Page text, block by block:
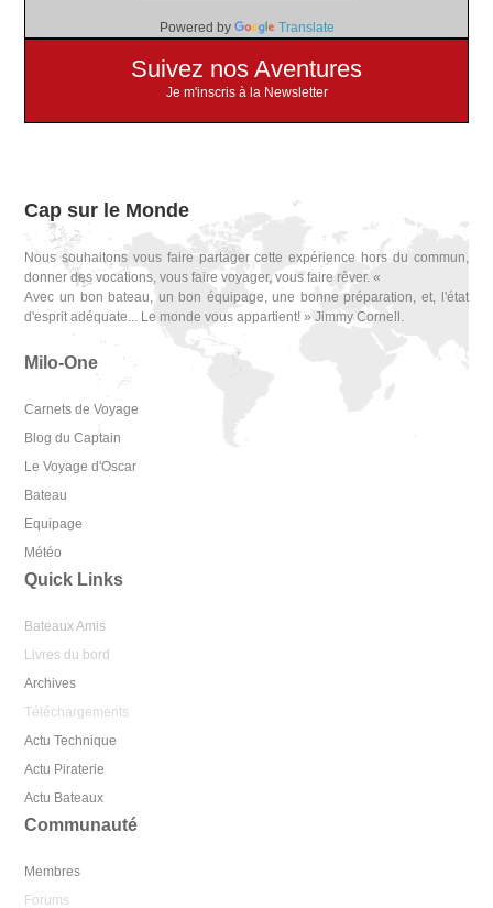
Powered by Translate
Suivez nos Aventures
Je m'inscris à la Newsletter
Cap sur le Monde
Nous souhaitons vous faire partager cette expérience hors du commun,
donner des vocations, vous faire voyager, vous faire rêver. «
Avec un bon bateau, un bon équipage, une bonne préparation, et, l'état
d'esprit adéquate... Le monde vous appartient! » Jimmy Cornell.
Milo-One
Carnets de Voyage
Blog du Captain
Le Voyage d'Oscar
Bateau
Equipage
Météo
Quick Links
Bateaux Amis
Livres du bord
Archives
Téléchargements
Actu Technique
Actu Piraterie
Actu Bateaux
Communauté
Membres
Forums